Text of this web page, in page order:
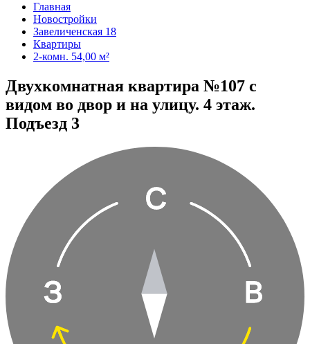
Главная
Новостройки
Завеличенская 18
Квартиры
2-комн. 54,00 м²
Двухкомнатная квартира №107 с
видом во двор и на улицу. 4 этаж.
Подъезд 3